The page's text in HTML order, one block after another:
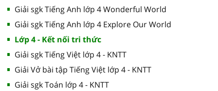
Giải sgk Tiếng Anh lớp 4 Wonderful World
Giải sgk Tiếng Anh lớp 4 Explore Our World
Lớp 4 - Kết nối tri thức
Giải sgk Tiếng Việt lớp 4 - KNTT
Giải Vở bài tập Tiếng Việt lớp 4 - KNTT
Giải sgk Toán lớp 4 - KNTT